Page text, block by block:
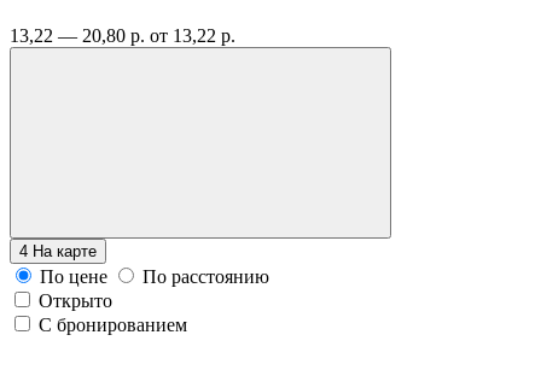
13,22 — 20,80 р. от 13,22 р.
4 На карте
По цене
По расстоянию
Открыто
С бронированием